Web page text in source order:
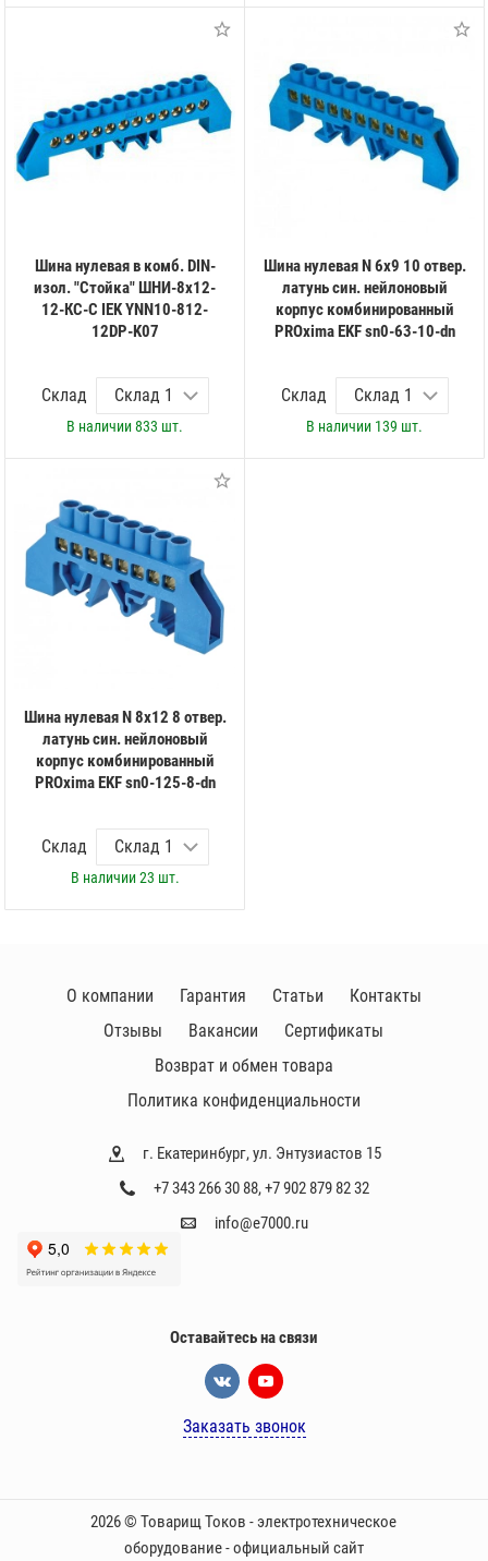
Шина нулевая в комб. DIN-
изол. "Стойка" ШНИ-8х12-
12-КС-С IEK YNN10-812-
12DP-K07
Склад
В наличии833 шт.
Шина нулевая N 6х9 10 отвер.
латунь син. нейлоновый
корпус комбинированный
PROxima EKF sn0-63-10-dn
Склад
В наличии 139 шт.
Шина нулевая N 8х12 8 отвер.
латунь син. нейлоновый
корпус комбинированный
PROxima EKF sn0-125-8-dn
Склад
В наличии23 шт.
г. Екатеринбург, ул. Энтузиастов 15
+7 343 266 30 88,+7 902 879 82 32
info@e7000.ru
О компании Гарантия Статьи
Контакты
Отзывы
Вакансии
Сертификаты
Возврат и обмен товара
Политика конфиденциальности
Оставайтесь на связи
Заказать звонок
2026 © Товарищ Токов - электротехническое
оборудование - официальный сайт